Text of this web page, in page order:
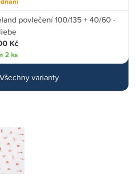
povlečení 100/135 + 40/60 -
Kč
2 ks
varianty